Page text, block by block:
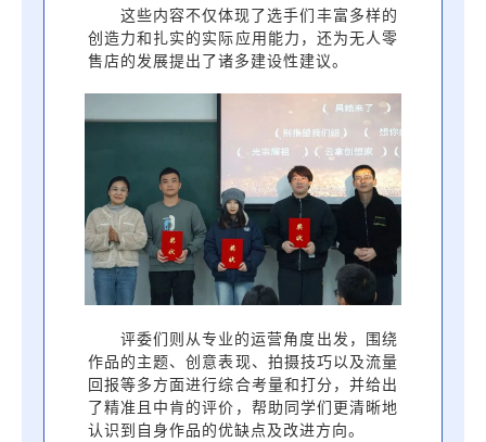
这些内容不仅体现了选手们丰富多样的
创造力和扎实的实际应用能力，还为无人零
售店的发展提出了诸多建设性建议。
评委们则从专业的运营角度出发，围绕
作品的主题、创意表现、拍摄技巧以及流量
回报等多方面进行综合考量和打分，并给出
了精准且中肯的评价，帮助同学们更清晰地
认识到自身作品的优缺点及改进方向。